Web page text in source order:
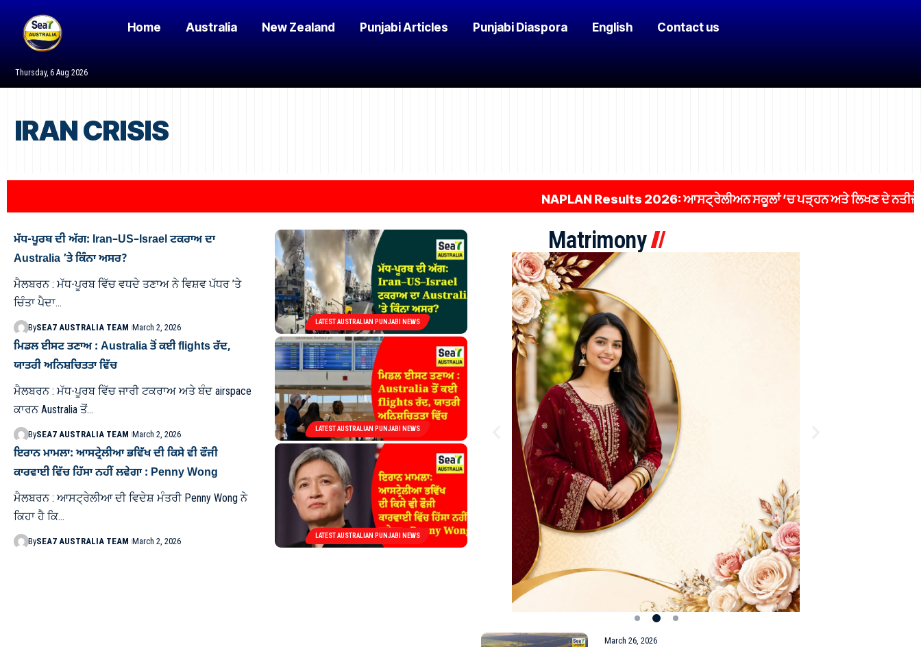
Thursday, 6 Aug 2026
Home Australia New Zealand Punjabi Articles Punjabi Diaspora English Contact us
IRAN CRISIS
NAPLAN Results 2026: ਆਸਟ੍ਰੇਲੀਅਨ ਸਕੂਲਾਂ ’ਚ ਪੜ੍ਹਨ ਅਤੇ ਲਿਖਣ ਦੇ ਨਤੀਜੇ ਹੋਏ
LATEST AUSTRALIAN PUNJABI NEWS
ਮੱਧ-ਪੂਰਬ ਦੀ ਅੱਗ: Iran–US–Israel ਟਕਰਾਅ ਦਾ
Australia ’ਤੇ ਕਿੰਨਾ ਅਸਰ?
ਮੈਲਬਰਨ : ਮੱਧ-ਪੂਰਬ ਵਿੱਚ ਵਧਦੇ ਤਣਾਅ ਨੇ ਵਿਸ਼ਵ ਪੱਧਰ ’ਤੇ
ਚਿੰਤਾ ਪੈਦਾ…
BySEA7 AUSTRALIA TEAM March 2, 2026
LATEST AUSTRALIAN PUNJABI NEWS
ਮਿਡਲ ਈਸਟ ਤਣਾਅ : Australia ਤੋਂ ਕਈ flights ਰੱਦ,
ਯਾਤਰੀ ਅਨਿਸ਼ਚਿਤਤਾ ਵਿੱਚ
ਮੈਲਬਰਨ : ਮੱਧ-ਪੂਰਬ ਵਿੱਚ ਜਾਰੀ ਟਕਰਾਅ ਅਤੇ ਬੰਦ airspace
ਕਾਰਨ Australia ਤੋਂ…
BySEA7 AUSTRALIA TEAM March 2, 2026
LATEST AUSTRALIAN PUNJABI NEWS
ਇਰਾਨ ਮਾਮਲਾ: ਆਸਟ੍ਰੇਲੀਆ ਭਵਿੱਖ ਦੀ ਕਿਸੇ ਵੀ ਫੌਜੀ
ਕਾਰਵਾਈ ਵਿੱਚ ਹਿੱਸਾ ਨਹੀਂ ਲਵੇਗਾ : Penny Wong
ਮੈਲਬਰਨ : ਆਸਟ੍ਰੇਲੀਆ ਦੀ ਵਿਦੇਸ਼ ਮੰਤਰੀ Penny Wong ਨੇ
ਕਿਹਾ ਹੈ ਕਿ…
BySEA7 AUSTRALIA TEAM March 2, 2026
Matrimony
March 26, 2026